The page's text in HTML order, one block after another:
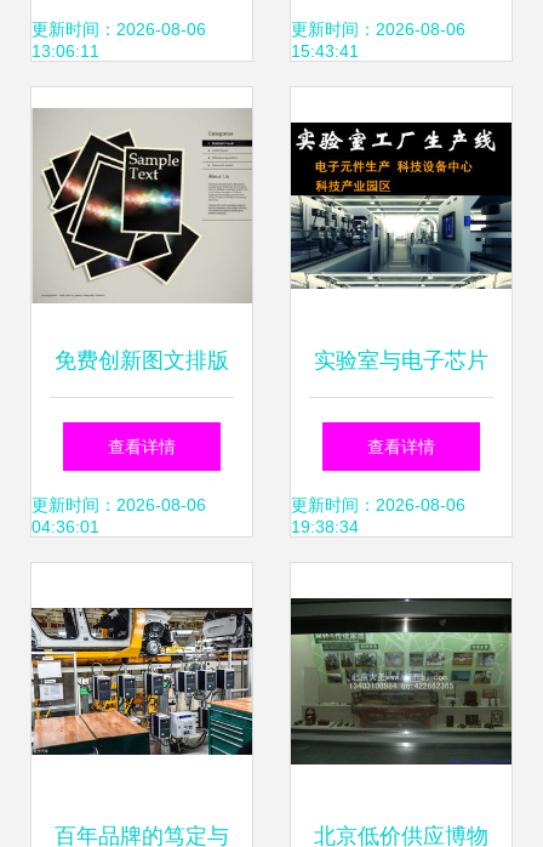
设计指南
更新时间：2026-08-06
13:06:11
文美学 以重庆设计
计制作
更新时间：2026-08-06
15:43:41
免费创新图文排版
网页设计模板，矢
量AI素材尽在红动
查看详情
更新时间：2026-08-06
04:36:01
实验室与电子芯片
科技生产线的3D模
型设计 融合制药厂
查看详情
更新时间：2026-08-06
19:38:34
百年品牌的笃定与 北京低价供应博物